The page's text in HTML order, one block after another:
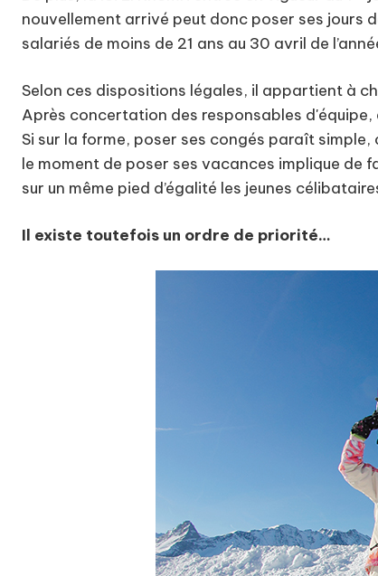
nouvellement arrivé peut donc poser ses jours
salariés de moins de 21 ans au 30 avril de
Selon ces dispositions légales, il appartient à
Après concertation des responsables
Si sur la forme, poser ses congés paraît
le moment de poser ses vacances implique de
sur un même pied d’égalité les jeunes
Il existe toutefois un ordre de priorité…